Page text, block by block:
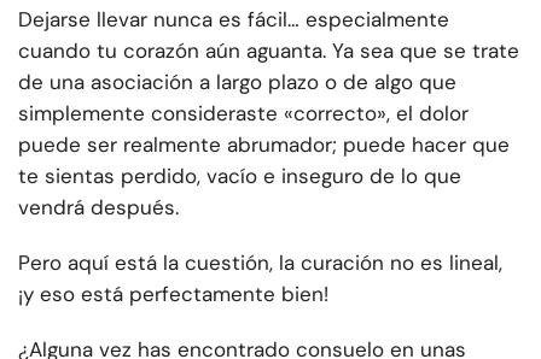
Dejarse llevar nunca es fácil… especialmente
cuando tu corazón aún aguanta. Ya sea que se trate
de una asociación a largo plazo o de algo que
simplemente consideraste «correcto», el dolor
puede ser realmente abrumador; puede hacer que
te sientas perdido, vacío e inseguro de lo que
vendrá después.
Pero aquí está la cuestión, la curación no es lineal,
¡y eso está perfectamente bien!
¿Alguna vez has encontrado consuelo en unas